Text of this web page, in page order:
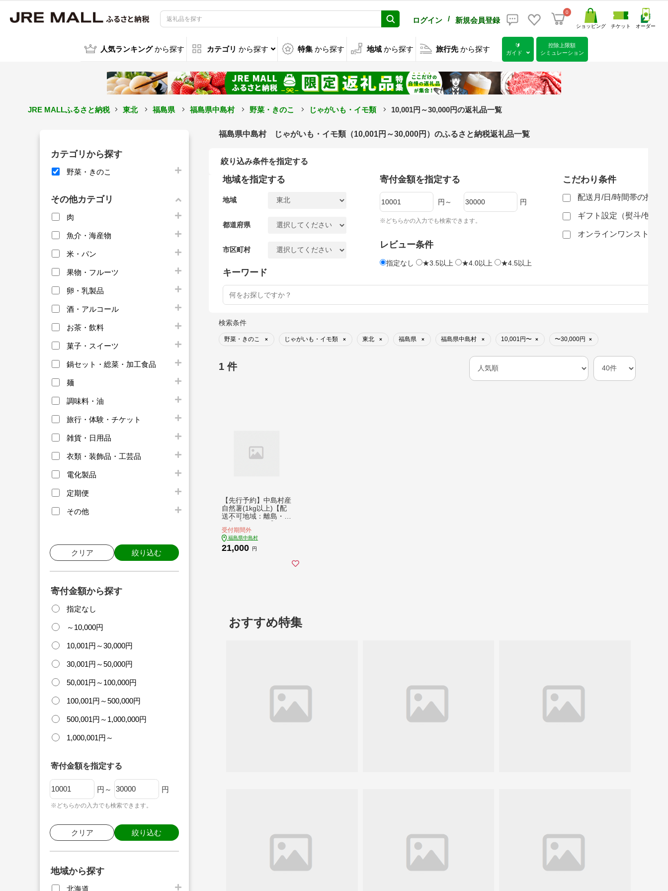
ログイン / 新規会員登録
0
ショッピング チケット オーダー
人気ランキング から探す カテゴリ から探す 特集 から探す 地域 から探す 旅行先 から探す
🔰
ガイド
控除上限額
シミュレーション
JRE MALLふるさと納税 東北 福島県 福島県中島村 野菜・きのこ じゃがいも・イモ類 10,001円～30,000円の返礼品一覧
カテゴリから探す
野菜・きのこ
その他カテゴリ
肉
魚介・海産物
米・パン
果物・フルーツ
卵・乳製品
酒・アルコール
お茶・飲料
菓子・スイーツ
鍋セット・総菜・加工食品
麺
調味料・油
旅行・体験・チケット
雑貨・日用品
衣類・装飾品・工芸品
電化製品
定期便
その他
クリア 絞り込む
寄付金額から探す
指定なし
～10,000円
10,001円～30,000円
30,001円～50,000円
50,001円～100,000円
100,001円～500,000円
500,001円～1,000,000円
1,000,001円～
寄付金額を指定する
円～ 円
※どちらかの入力でも検索できます。
クリア 絞り込む
地域から探す
北海道
福島県中島村 じゃがいも・イモ類（10,001円～30,000円）のふるさと納税返礼品一覧
絞り込み条件を指定する
地域を指定する
地域
都道府県
市区町村
寄付金額を指定する
円～ 円
※どちらかの入力でも検索できます。
レビュー条件
指定なし ★3.5以上 ★4.0以上 ★4.5以上
こだわり条件
配送月/日/時間帯の指定
ギフト設定（熨斗/包装
オンラインワンストップ
キーワード
検索条件
野菜・きのこ × じゃがいも・イモ類 × 東北 × 福島県 × 福島県中島村 × 10,001円〜 × 〜30,000円 ×
1 件
【先行予約】中島村産
自然薯(1kg以上)【配
送不可地域：離島・沖
受付期間外
福島県中島村
21,000 円
おすすめ特集